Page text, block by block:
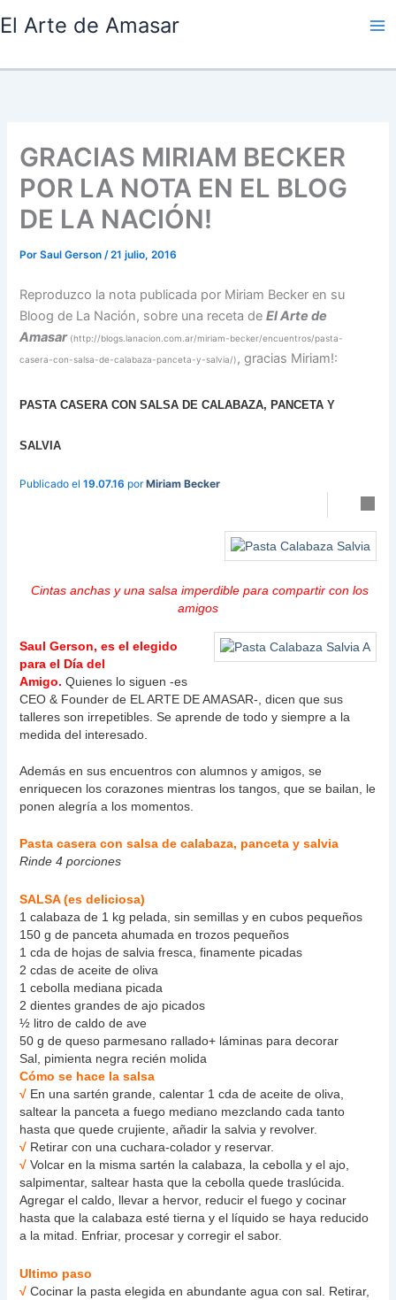
al
El Arte de Amasar
GRACIAS MIRIAM BECKER
POR LA NOTA EN EL BLOG
DE LA NACIÓN!
PorSaul Gerson/21 julio, 2016
Reproduzco la nota publicada por Miriam Becker en su
Bloog de La Nación, sobre una receta deEl Arte de
Amasar (http://blogs.lanacion.com.ar/miriam-becker/encuentros/pasta-
casera-con-salsa-de-calabaza-panceta-y-salvia/) , gracias Miriam!:
PASTA CASERA CON SALSA DE CALABAZA, PANCETA Y
SALVIA
Publicado el19.07.16 porMiriam Becker
Cintas anchas y una salsa imperdible para compartir con los
amigos
Saul Gerson, es el elegido
para el Día del
Amigo. Quienes lo siguen -es
CEO & Founder de EL ARTE DE AMASAR-, dicen que sus
talleres son irrepetibles. Se aprende de todo y siempre a la
medida del interesado.
Además en sus encuentros con alumnos y amigos, se
enriquecen los corazones mientras los tangos, que se bailan, le
ponen alegría a los momentos.
Pasta casera con salsa de calabaza, panceta y salvia
Rinde 4 porciones
SALSA (es deliciosa)
1 calabaza de 1 kg pelada, sin semillas y en cubos pequeños
150 g de panceta ahumada en trozos pequeños
1 cda de hojas de salvia fresca, finamente picadas
2 cdas de aceite de oliva
1 cebolla mediana picada
2 dientes grandes de ajo picados
½ litro de caldo de ave
50 g de queso parmesano rallado+ láminas para decorar
Sal, pimienta negra recién molida
Cómo se hace la salsa
√ En una sartén grande, calentar 1 cda de aceite de oliva,
saltear la panceta a fuego mediano mezclando cada tanto
hasta que quede crujiente, añadir la salvia y revolver.
√ Retirar con una cuchara-colador y reservar.
√ Volcar en la misma sartén la calabaza, la cebolla y el ajo,
salpimentar, saltear hasta que la cebolla quede traslúcida.
Agregar el caldo, llevar a hervor, reducir el fuego y cocinar
hasta que la calabaza esté tierna y el líquido se haya reducido
a la mitad. Enfriar, procesar y corregir el sabor.
Ultimo paso
√ Cocinar la pasta elegida en abundante agua con sal. Retirar,